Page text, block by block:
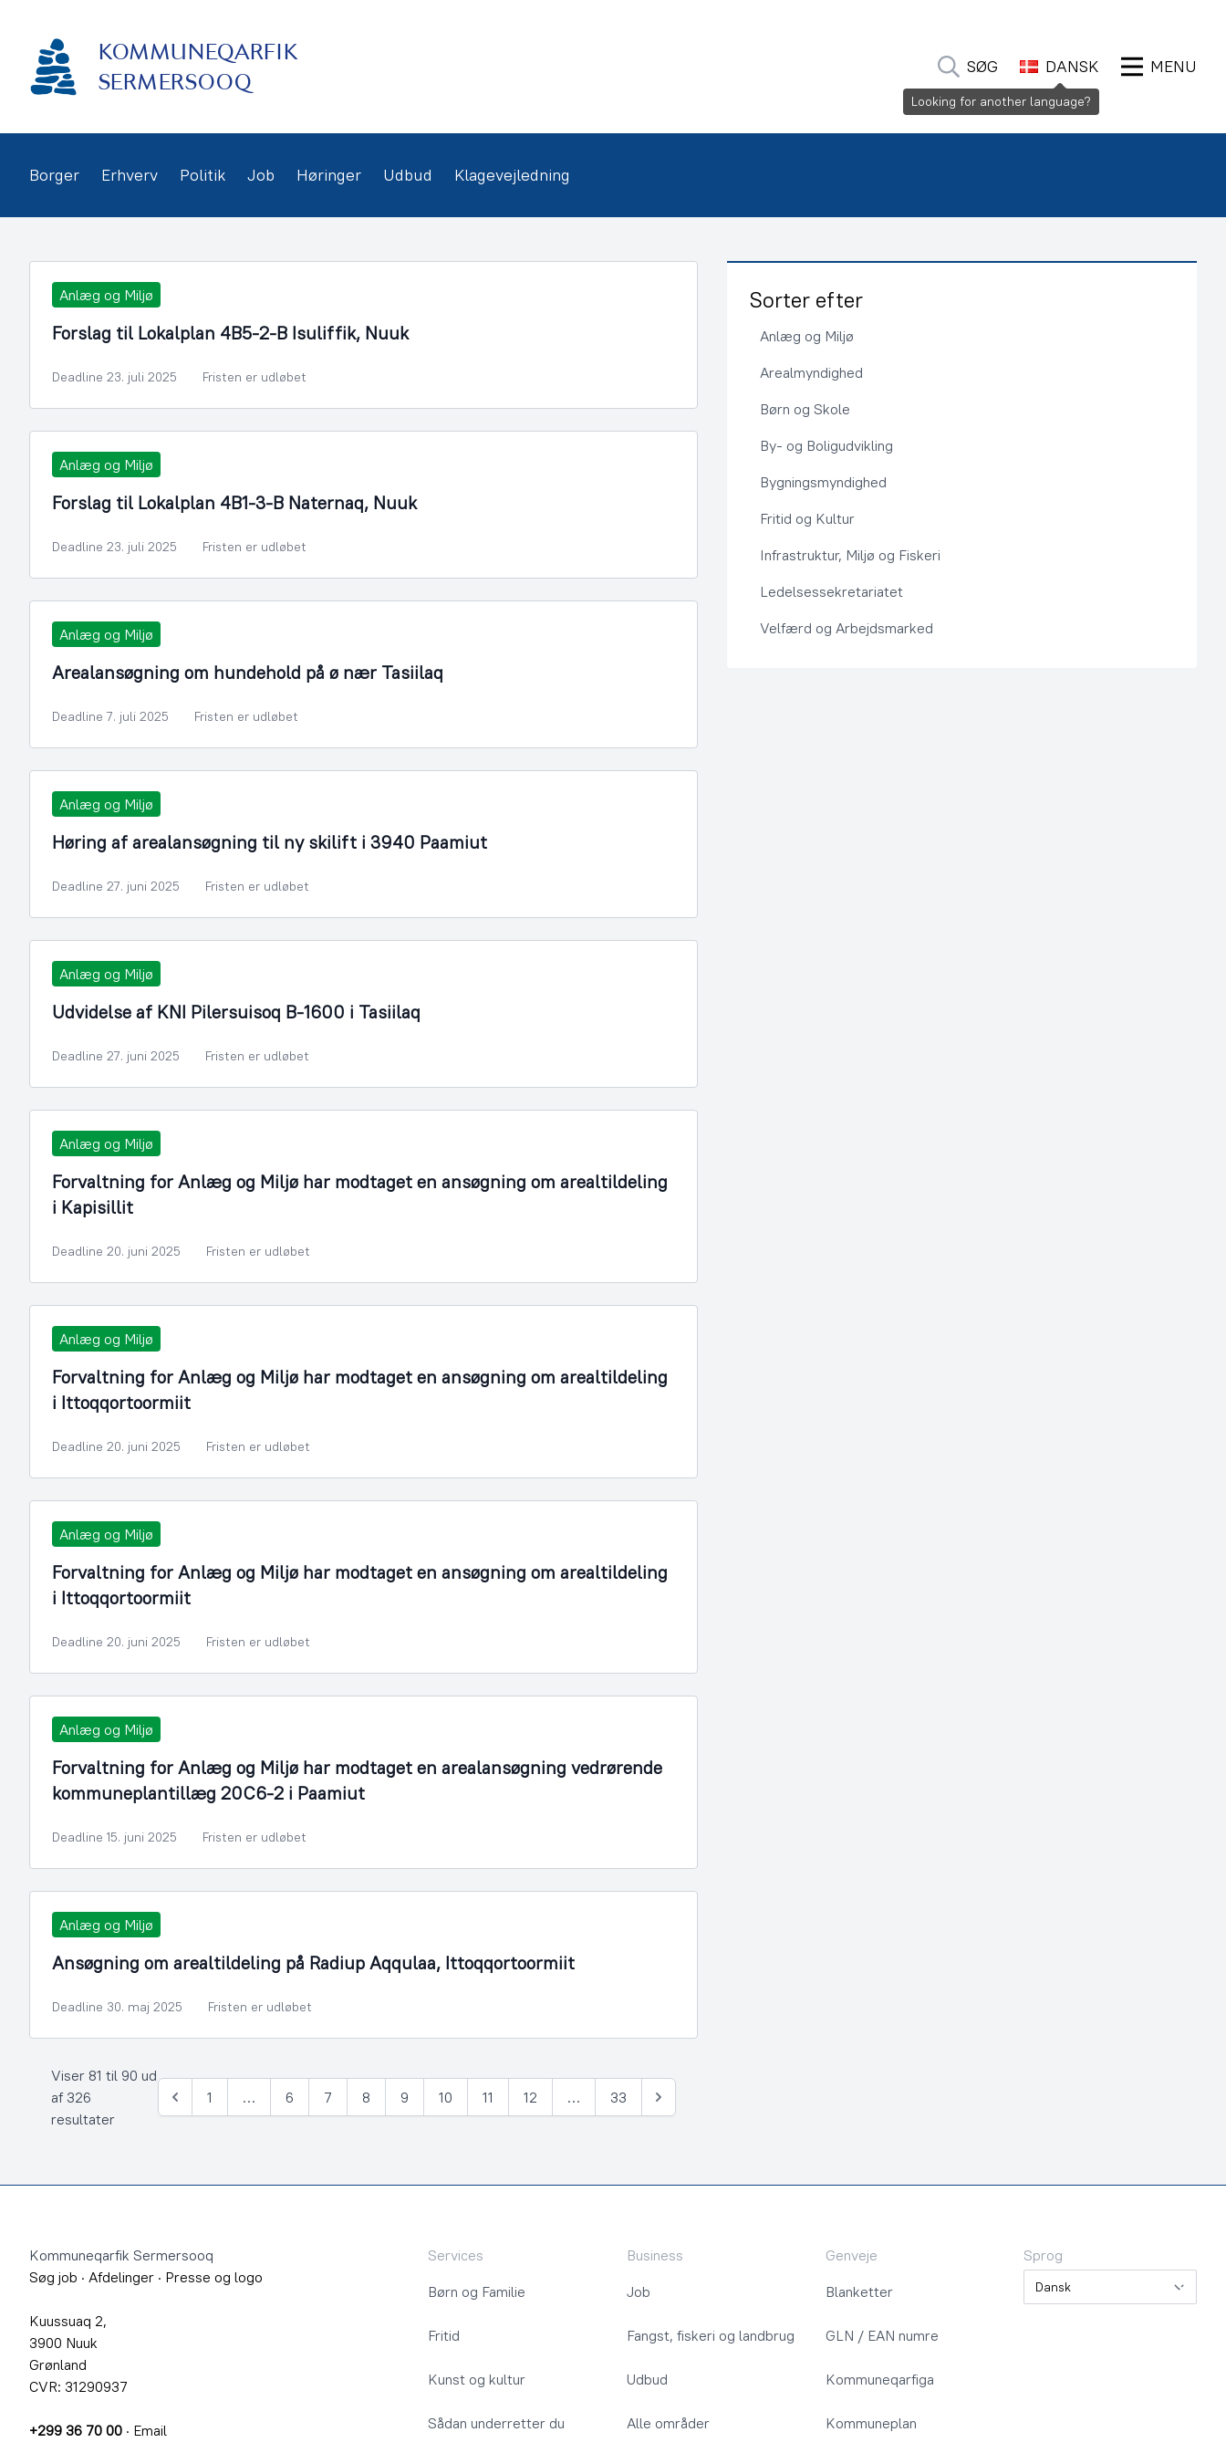
indhold
KOMMUNEQARFIK
SERMERSOOQ
SØG DANSK MENU
Borger Erhverv Politik Job Høringer Udbud Klagevejledning
Anlæg og Miljø
Forslag til Lokalplan 4B5-2-B Isuliffik, Nuuk
Deadline 23. juli 2025 Fristen er udløbet
Anlæg og Miljø
Forslag til Lokalplan 4B1-3-B Naternaq, Nuuk
Deadline 23. juli 2025 Fristen er udløbet
Anlæg og Miljø
Arealansøgning om hundehold på ø nær Tasiilaq
Deadline 7. juli 2025 Fristen er udløbet
Anlæg og Miljø
Høring af arealansøgning til ny skilift i 3940 Paamiut
Deadline 27. juni 2025 Fristen er udløbet
Anlæg og Miljø
Udvidelse af KNI Pilersuisoq B-1600 i Tasiilaq
Deadline 27. juni 2025 Fristen er udløbet
Anlæg og Miljø
Forvaltning for Anlæg og Miljø har modtaget en ansøgning om arealtildeling
i Kapisillit
Deadline 20. juni 2025 Fristen er udløbet
Anlæg og Miljø
Forvaltning for Anlæg og Miljø har modtaget en ansøgning om arealtildeling
i Ittoqqortoormiit
Deadline 20. juni 2025 Fristen er udløbet
Anlæg og Miljø
Forvaltning for Anlæg og Miljø har modtaget en ansøgning om arealtildeling
i Ittoqqortoormiit
Deadline 20. juni 2025 Fristen er udløbet
Anlæg og Miljø
Forvaltning for Anlæg og Miljø har modtaget en arealansøgning vedrørende
kommuneplantillæg 20C6-2 i Paamiut
Deadline 15. juni 2025 Fristen er udløbet
Anlæg og Miljø
Ansøgning om arealtildeling på Radiup Aqqulaa, Ittoqqortoormiit
Deadline 30. maj 2025 Fristen er udløbet
Viser 81 til 90 ud
af 326
resultater
Forrige
1 … 6 7 8 9 10 11 12 … 33
Næste
Sorter efter
Anlæg og Miljø
Arealmyndighed
Børn og Skole
By- og Boligudvikling
Bygningsmyndighed
Fritid og Kultur
Infrastruktur, Miljø og Fiskeri
Ledelsessekretariatet
Velfærd og Arbejdsmarked
Kommuneqarfik Sermersooq
Søg job · Afdelinger · Presse og logo
Kuussuaq 2,
3900 Nuuk
Grønland
CVR: 31290937
+299 36 70 00 · Email
Services
Børn og Familie
Fritid
Kunst og kultur
Sådan underretter du
Business
Job
Fangst, fiskeri og landbrug
Udbud
Alle områder
Genveje
Blanketter
GLN / EAN numre
Kommuneqarfiga
Kommuneplan
Sprog
Sprog
Looking for another language?